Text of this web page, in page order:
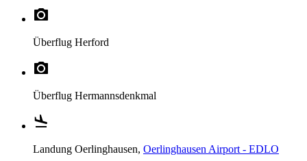
Überflug Herford
Überflug Hermannsdenkmal
Landung Oerlinghausen, Oerlinghausen Airport - EDLO